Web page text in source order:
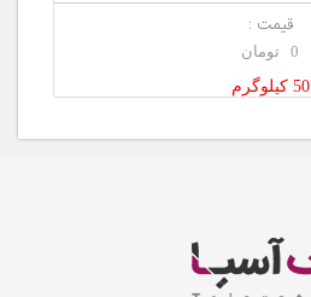
قیمت :
0 تومان
50 کیلوگرم